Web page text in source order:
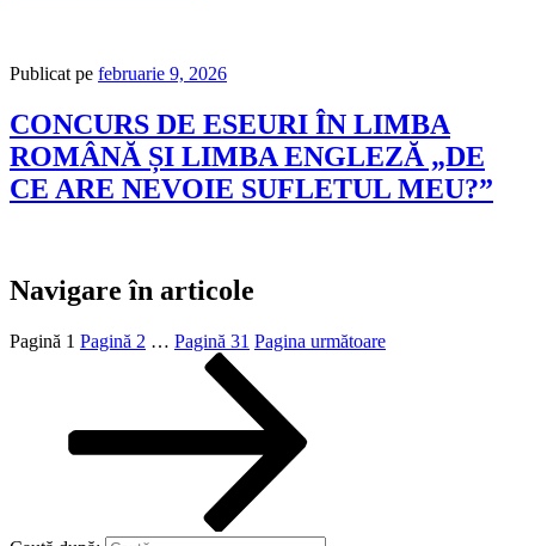
Publicat pe februarie 9, 2026
CONCURS DE ESEURI ÎN LIMBA
ROMÂNĂ ȘI LIMBA ENGLEZĂ „DE
CE ARE NEVOIE SUFLETUL MEU?”
Navigare în articole
Pagină 1 Pagină 2 … Pagină 31 Pagina următoare